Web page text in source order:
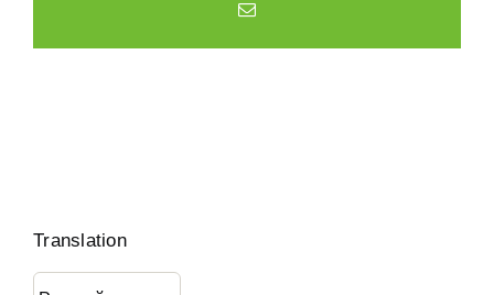
Email
Translation